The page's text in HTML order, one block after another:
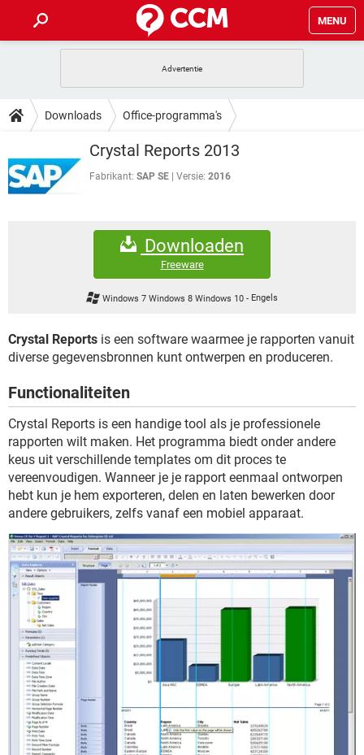
MENU
INSTAGRAM WINDOWS 10
CORONAVIRUS
GRATIS SNAPCHAT
HOW-TO
VIDEOBELLEN
INSTAGRAM
NETFLIX
VIDEOBELLEN GAMES
CORONAVIRUS
SNAPCHAT
FORUM
WINDOWS 10
CORONAVIRUS
SNAPCHAT
GAMES
GRATIS SNAPCHAT
Downloads Office-programma's
Crystal Reports 2013
Fabrikant: SAP SE Versie: 2016
Downloaden
Freeware
Windows 7 Windows 8 Windows 10- Engels
Crystal Reports is een software waarmee je rapporten vanuit
diverse gegevensbronnen kunt ontwerpen en produceren.
Functionaliteiten
Crystal Reports is een handige tool als je professionele
rapporten wilt maken. Het programma biedt onder andere
keus uit verschillende templates om dit proces te
vereenvoudigen. Wanneer je je rapport eenmaal ontworpen
hebt kun je hem exporteren, delen en laten bewerken door
andere gebruikers, zelfs vanaf een mobiel apparaat.